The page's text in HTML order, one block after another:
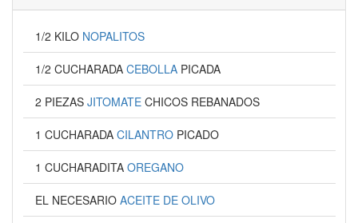
1/2 KILO NOPALITOS
1/2 CUCHARADA CEBOLLA PICADA
2 PIEZAS JITOMATE CHICOS REBANADOS
1 CUCHARADA CILANTRO PICADO
1 CUCHARADITA OREGANO
EL NECESARIO ACEITE DE OLIVO